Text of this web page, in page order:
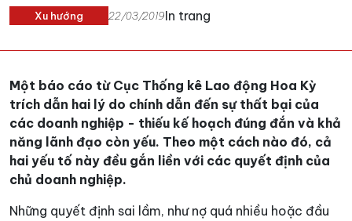
Xu hướng 22/03/2019In trang
Một báo cáo từ Cục Thống kê Lao động Hoa Kỳ
trích dẫn hai lý do chính dẫn đến sự thất bại của
các doanh nghiệp - thiếu kế hoạch đúng đắn và khả
năng lãnh đạo còn yếu. Theo một cách nào đó, cả
hai yếu tố này đều gắn liền với các quyết định của
chủ doanh nghiệp.
Những quyết định sai lầm, như nợ quá nhiều hoặc đầu